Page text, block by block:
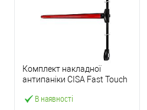
В наявності
Комплект накладної
антипаніки CISA Fast Touch
точковий вбік червона